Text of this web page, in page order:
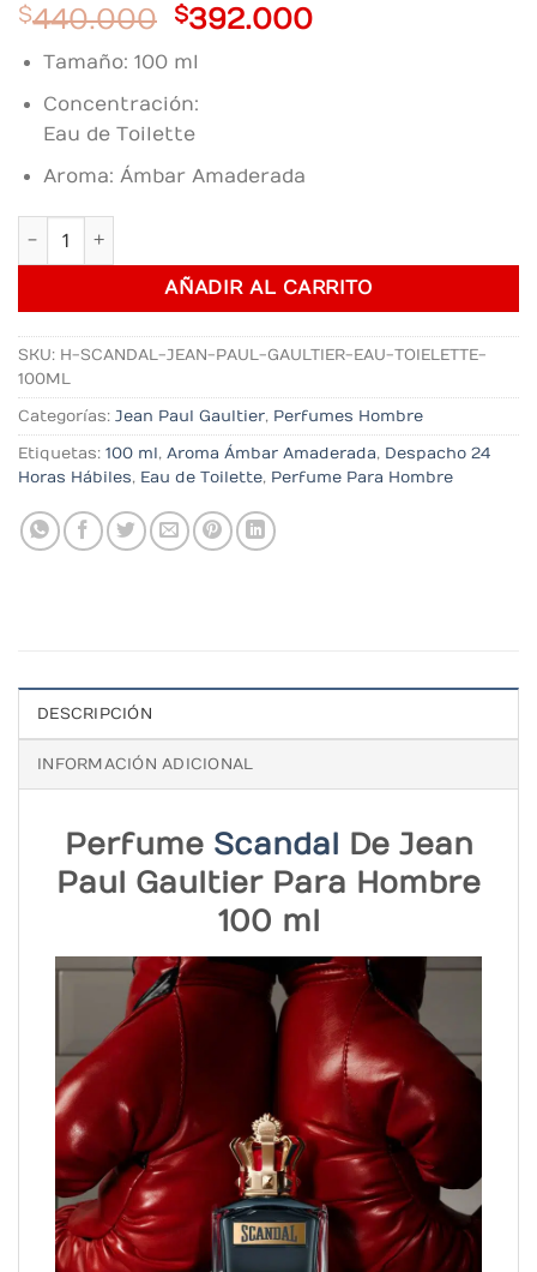
$440.000 Original
price
was:
$440.000.
$392.000Current
Tamaño: 100 ml
Concentración:
Eau de Toilette
Aroma: Ámbar Amaderada
Perfume Scandal cantidad
AÑADIR AL CARRITO
SKU: H-SCANDAL-JEAN-PAUL-GAULTIER-EAU-TOIELETTE-
100ML
Categorías: Jean Paul Gaultier, Perfumes Hombre
Etiquetas: 100 ml, Aroma Ámbar Amaderada, Despacho 24
Horas Hábiles, Eau de Toilette, Perfume Para Hombre
DESCRIPCIÓN
INFORMACIÓN ADICIONAL
Perfume Scandal De Jean
Paul Gaultier Para Hombre
100 ml